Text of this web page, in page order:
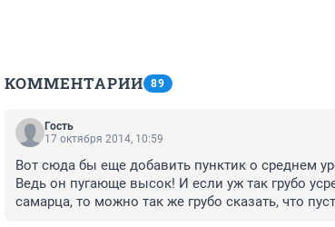
КОММЕНТАРИИ 89
Гость
17 октября 2014, 10:59
Вот сюда бы еще добавить пунктик о среднем
Ведь он пугающе высок! И если уж так грубо
самарца, то можно так же грубо сказать, что